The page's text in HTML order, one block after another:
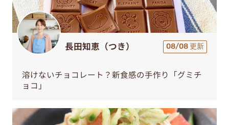
長田知恵（つき） 08/08 更新
溶けないチョコレート？新食感の手作り「グミチ
ョコ」